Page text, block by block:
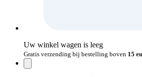
Uw winkel wagen is leeg
Gratis verzending bij bestelling boven 15